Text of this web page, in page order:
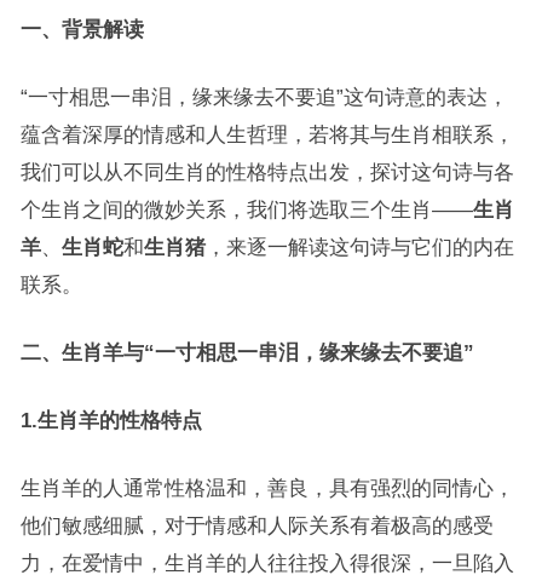
一、背景解读
“一寸相思一串泪，缘来缘去不要追”这句诗意的表达，
蕴含着深厚的情感和人生哲理，若将其与生肖相联系，
我们可以从不同生肖的性格特点出发，探讨这句诗与各
个生肖之间的微妙关系，我们将选取三个生肖——生肖
羊、 生肖蛇和生肖猪，来逐一解读这句诗与它们的内在
联系。
二、生肖羊与“一寸相思一串泪，缘来缘去不要追”
1.生肖羊的性格特点
生肖羊的人通常性格温和，善良，具有强烈的同情心，
他们敏感细腻，对于情感和人际关系有着极高的感受
力，在爱情中，生肖羊的人往往投入得很深，一旦陷入